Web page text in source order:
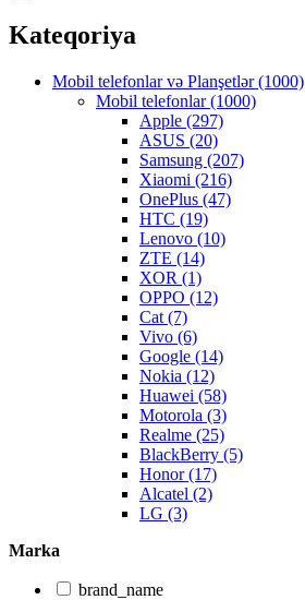
Kateqoriya
Mobil telefonlar və Planşetlər (1000)
Mobil telefonlar (1000)
Apple (297)
ASUS (20)
Samsung (207)
Xiaomi (216)
OnePlus (47)
HTC (19)
Lenovo (10)
ZTE (14)
XOR (1)
OPPO (12)
Cat (7)
Vivo (6)
Google (14)
Nokia (12)
Huawei (58)
Motorola (3)
Realme (25)
BlackBerry (5)
Honor (17)
Alcatel (2)
LG (3)
Marka
brand_name